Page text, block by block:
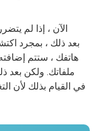
الآن ، إذا لم
هاتفك ، ستتم
ملفاتك. ولكن بعد
في القيام بذلك لأن